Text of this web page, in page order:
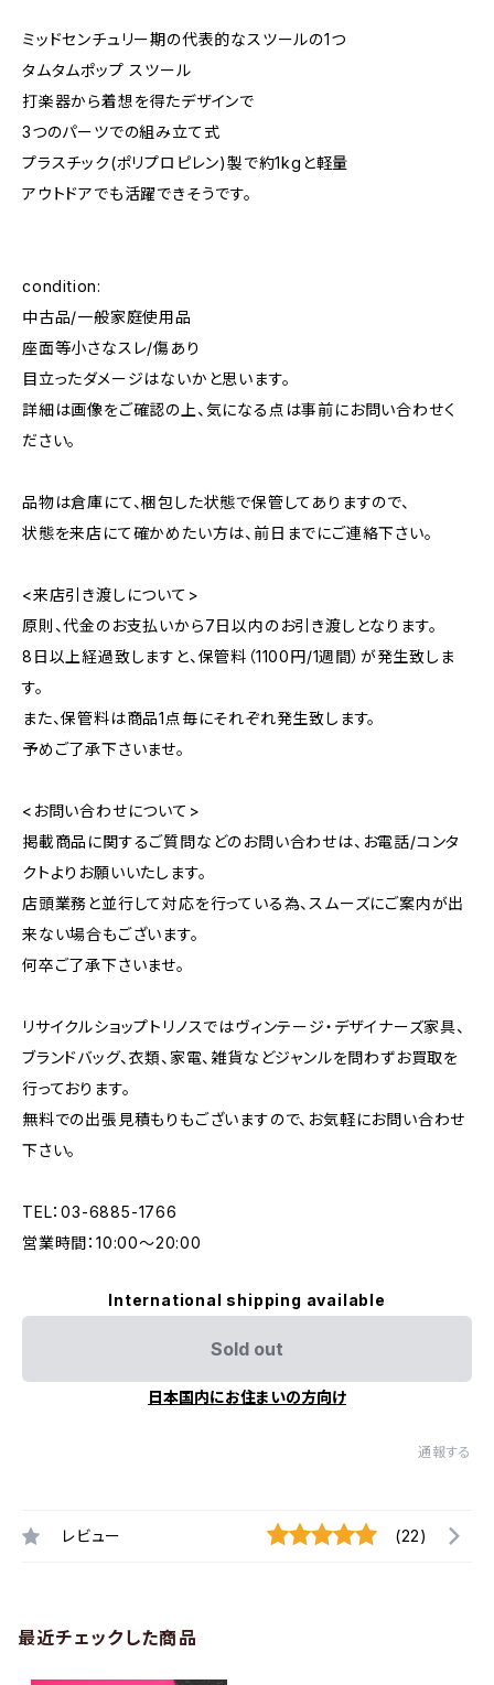
ミッドセンチュリー期の代表的なスツールの1つ
タムタムポップ スツール
打楽器から着想を得たデザインで
3つのパーツでの組み立て式
プラスチック(ポリプロピレン)製で約1kgと軽量
アウトドアでも活躍できそうです。
condition:
中古品/一般家庭使用品
座面等小さなスレ/傷あり
目立ったダメージはないかと思います。
詳細は画像をご確認の上、気になる点は事前にお問い合わせく
ださい。
品物は倉庫にて、梱包した状態で保管してありますので、
状態を来店にて確かめたい方は、前日までにご連絡下さい。
<来店引き渡しについて>
原則、代金のお支払いから7日以内のお引き渡しとなります。
8日以上経過致しますと、保管料（1100円/1週間）が発生致しま
す。
また、保管料は商品1点毎にそれぞれ発生致します。
予めご了承下さいませ。
<お問い合わせについて>
掲載商品に関するご質問などのお問い合わせは、お電話/コンタ
クトよりお願いいたします。
店頭業務と並行して対応を行っている為、スムーズにご案内が出
来ない場合もございます。
何卒ご了承下さいませ。
リサイクルショップトリノスではヴィンテージ・デザイナーズ家具、
ブランドバッグ、衣類、家電、雑貨などジャンルを問わずお買取を
行っております。
無料での出張見積もりもございますので、お気軽にお問い合わせ
下さい。
TEL：03-6885-1766
営業時間：10:00〜20:00
International shipping available
Sold out
日本国内にお住まいの方向け
通報する
レビュー (22)
最近チェックした商品